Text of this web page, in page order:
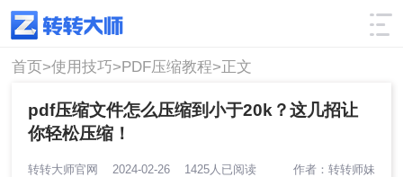
使用技巧 筛选
首页>使用技巧>PDF压缩教程>正文
pdf压缩文件怎么压缩到小于20k？这几招让
你轻松压缩！
转转大师官网 2024-02-26 1425人已阅读 作者：转转师妹